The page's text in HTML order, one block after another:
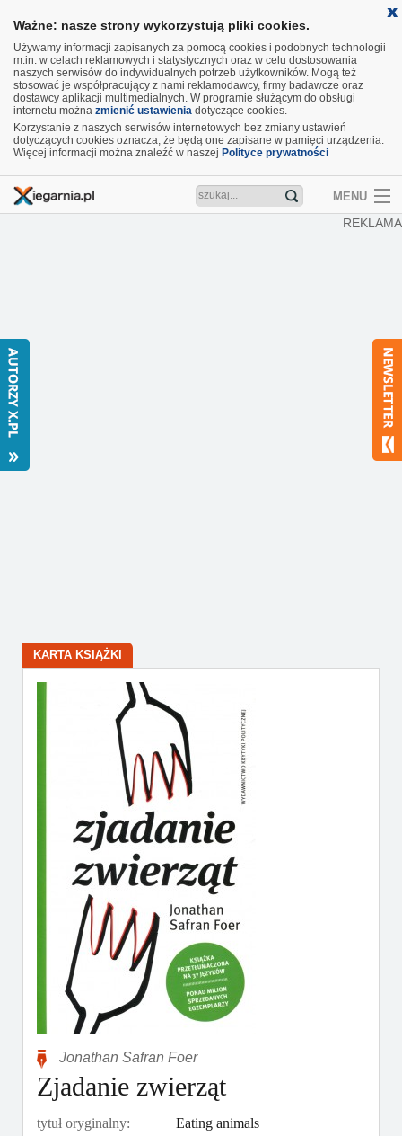
Ważne: nasze strony wykorzystują pliki cookies.
Używamy informacji zapisanych za pomocą cookies i podobnych technologii
m.in. w celach reklamowych i statystycznych oraz w celu dostosowania
naszych serwisów do indywidualnych potrzeb użytkowników. Mogą też
stosować je współpracujący z nami reklamodawcy, firmy badawcze oraz
dostawcy aplikacji multimedialnych. W programie służącym do obsługi
internetu można zmienić ustawienia dotyczące cookies.
Korzystanie z naszych serwisów internetowych bez zmiany ustawień
dotyczących cookies oznacza, że będą one zapisane w pamięci urządzenia.
Więcej informacji można znaleźć w naszej Polityce prywatności
MENU
REKLAMA
KARTA KSIĄŻKI
Jonathan Safran Foer
Zjadanie zwierząt
tytuł oryginalny:
Eating animals